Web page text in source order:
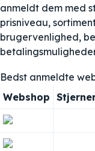
anmeldt dem med
prisniveau,
brugervenlighed,
Bedst anmeldte
Webshop